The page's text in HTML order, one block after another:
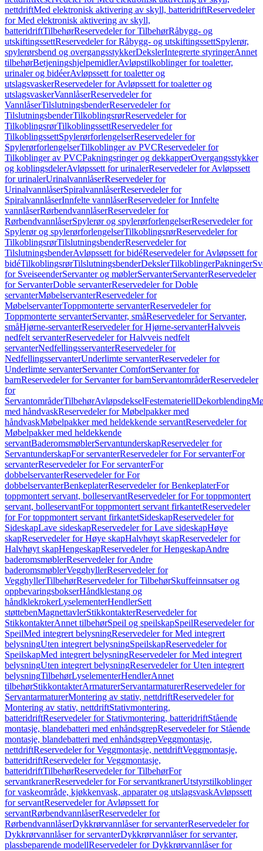
nettdriftMed elektronisk aktivering av skyll, batteridriftReservedeler
for Med elektronisk aktivering av skyll,
batteridriftTilbehørReservedeler for TilbehørRåbygg- og
utskiftingssettReservedeler for Råbygg- og utskiftingssettSpylerør,
spylerørsbend og overgangsstykkerDekslerIntegrerte styringerAnnet
tilbehørBetjeningshjelpemidlerAvløpstilkoblinger for toaletter,
urinaler og bidéerAvløpssett for toaletter og
utslagsvaskerReservedeler for Avløpssett for toaletter og
utslagsvaskerVannlåserReservedeler for
VannlåserTilslutningsbenderReservedeler for
TilslutningsbenderTilkoblingsrørReservedeler for
TilkoblingsrørTilkoblingssettReservedeler for
TilkoblingssettSpylerørforlengelserReservedeler for
SpylerørforlengelserTilkoblinger av PVCReservedeler for
Tilkoblinger av PVCPakningsringer og dekkapperOvergangsstykker
og koblingsdelerAvløpssett for urinalerReservedeler for Avløpssett
for urinalerUrinalvannlåserReservedeler for
UrinalvannlåserSpiralvannlåserReservedeler for
SpiralvannlåserInnfelte vannlåserReservedeler for Innfelte
vannlåserRørbendvannlåserReservedeler for
RørbendvannlåserSpylerør og spylerørforlengelserReservedeler for
Spylerør og spylerørforlengelserTilkoblingsrørReservedeler for
TilkoblingsrørTilslutningsbenderReservedeler for
TilslutningsbenderAvløpssett for bidéReservedeler for Avløpssett for
bidéTilkoblingsrørTilslutningsbenderDekslerTilkoblingerPakninger
for SveiseenderServanter og møblerServanterServanterReservedeler
for ServanterDoble servanterReservedeler for Doble
servanterMøbelservanterReservedeler for
MøbelservanterToppmonterte servanterReservedeler for
Toppmonterte servanterServanter, småReservedeler for Servanter,
småHjørne-servanterReservedeler for Hjørne-servanterHalvveis
nedfelt servanterReservedeler for Halvveis nedfelt
servanterNedfellingsservanterReservedeler for
NedfellingsservanterUnderlimte servanterReservedeler for
Underlimte servanterServanter ComfortServanter for
barnReservedeler for Servanter for barnServantområderReservedeler
for
ServantområderTilbehørAvløpsdekselFestemateriellDekorblending
med håndvaskReservedeler for Møbelpakker med
håndvaskMøbelpakker med heldekkende servantReservedeler for
Møbelpakker med heldekkende
servantBaderomsmøblerServantunderskapReservedeler for
ServantunderskapFor servanterReservedeler for For servanterFor
servanterReservedeler for For servanterFor
dobbelservanterReservedeler for For
dobbelservanterBenkeplaterReservedeler for BenkeplaterFor
toppmontert servant, bolleservantReservedeler for For toppmontert
servant, bolleservantFor toppmontert servant firkantetReservedeler
for For toppmontert servant firkantetSideskapReservedeler for
SideskapLave sideskapReservedeler for Lave sideskapHøye
skapReservedeler for Høye skapHalvhøyt skapReservedeler for
Halvhøyt skapHengeskapReservedeler for HengeskapAndre
baderomsmøblerReservedeler for Andre
baderomsmøblerVegghyllerReservedeler for
VegghyllerTilbehørReservedeler for TilbehørSkuffeinnsatser og
oppbevaringsbokserHåndklestang og
håndklekrokerLyselementerHendlerSett
støttebenMagnettavlerStikkontakterReservedeler for
StikkontakterAnnet tilbehørSpeil og speilskapSpeilReservedeler for
SpeilMed integrert belysningReservedeler for Med integrert
belysningUten integrert belysningSpeilskapReservedeler for
SpeilskapMed integrert belysningReservedeler for Med integrert
belysningUten integrert belysningReservedeler for Uten integrert
belysningTilbehørLyselementerHendlerAnnet
tilbehørStikkontakterArmaturerServantarmaturerReservedeler for
ServantarmaturerMontering av stativ, nettdriftReservedeler for
Montering av stativ, nettdriftStativmontering,
batteridriftReservedeler for Stativmontering, batteridriftStående
montasje, blandebatteri med enhåndsgrepReservedeler for Stående
montasje, blandebatteri med enhåndsgrepVeggmontasje,
nettdriftReservedeler for Veggmontasje, nettdriftVeggmontasje,
batteridriftReservedeler for Veggmontasje,
batteridriftTilbehørReservedeler for TilbehørFor
servantkranerReservedeler for For servantkranerUtstyrstilkoblinger
for vaskeområde, kjøkkenvask, apparater og utslagsvaskAvløpssett
for servantReservedeler for Avløpssett for
servantRørbendvannlåserReservedeler for
RørbendvannlåserDykkrørvannlåser for servanterReservedeler for
Dykkrørvannlåser for servanterDykkrørvannlåser for servanter,
plassbeparende modellReservedeler for Dykkrørvannlåser for